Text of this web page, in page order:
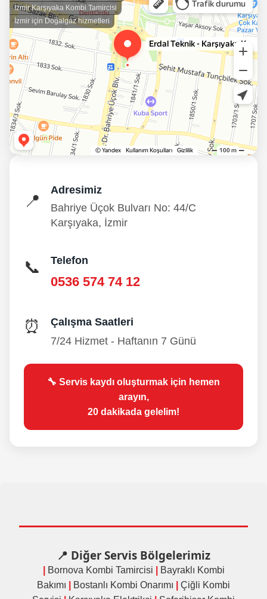
İzmir Karşıyaka Kombi Tamircisi
İzmir için Doğalgaz hizmetleri
📍
Adresimiz
Bahriye Üçok Bulvarı No: 44/C
Karşıyaka, İzmir
📞 Telefon
0536 574 74 12
⏰
Çalışma Saatleri
7/24 Hizmet - Haftanın 7 Günü
🔧 Servis kaydı oluşturmak için hemen
arayın,
20 dakikada gelelim!
📍 Diğer Servis Bölgelerimiz
Bornova Kombi Tamircisi
Bayraklı Kombi
Bakımı
Bostanlı Kombi Onarımı
Çiğli Kombi